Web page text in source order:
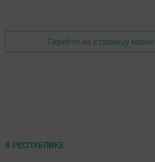
Перейти на страницу
В РЕСПУБЛИКЕ